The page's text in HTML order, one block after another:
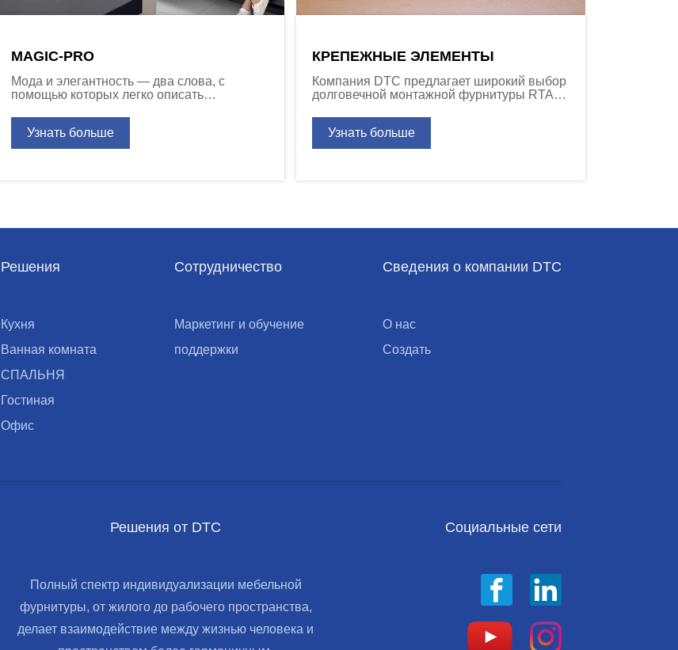
MAGIC-PRO
Мода и элегантность — два слова, с
помощью которых легко описать
Premier от компании DTC. Все новейшие
функции, которые определяют
современные тенденции в разработке
Узнать больше
КРЕПЕЖНЫЕ ЭЛЕМЕНТЫ
Компания DTC предлагает широкий выбор
долговечной монтажной фурнитуры RTA
другой мебели.
Узнать больше
Решения
Кухня
Ванная комната
СПАЛЬНЯ
Гостиная
Офис
Сотрудничество
Маркетинг и обучение
поддержки
Сведения о компании DTC
О нас
Создать
Решения от DTC
Полный спектр индивидуализации мебельной
фурнитуры, от жилого до рабочего пространства,
делает взаимодействие между жизнью человека и
Социальные сети